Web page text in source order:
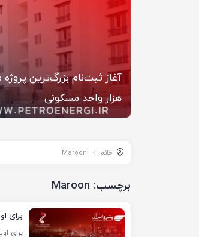
هزار واحد مسکونی
خانه Maroon
برچسب: Maroon
برای